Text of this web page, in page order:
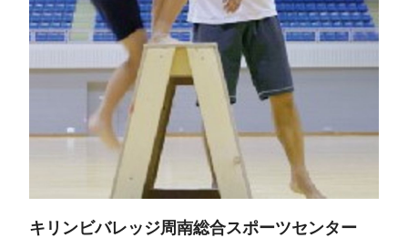
キリンビバレッジ周南総合スポーツセンター